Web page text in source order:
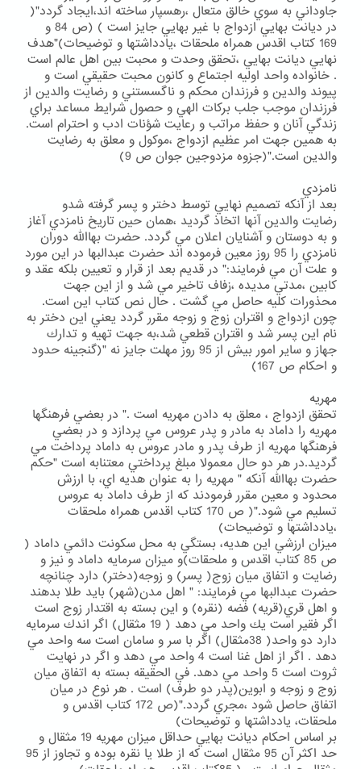
جاوداني به سوي خالق متعال ،رهسپار ساخته اند،ايجاد گردد"(
در ديانت بهايي ازدواج با غير بهايي جايز است ) (ص 84 و
169 كتاب اقدس همراه ملحقات ،يادداشتها و توضيحات)"هدف
نهايي ديانت بهايي ،تحقق وحدت و محبت بين اهل عالم است
. خانواده واحد اوليه اجتماع و كانون محبت حقيقي است و
پيوند والدين و فرزندان محكم و ناگسستني و رضايت والدين از
فرزندان موجب جلب بركات الهي و حصول شرايط مساعد براي
زندگي آنان و حفظ مراتب و رعايت شؤنات ادب و احترام است.
به همين جهت امر عظيم ازدواج ،موكول و معلق به رضايت
والدين است."(جزوه مزدوجين جوان ص 9)
نامزدي
بعد از آنكه تصميم نهايي توسط دختر و پسر گرفته شدو
رضايت والدين آنها اتخاذ گرديد ،همان حين تاريخ نامزدي آغاز
و به دوستان و آشنايان اعلان مي گردد. حضرت بهاالله دوران
نامزدي را 95 روز معين فرموده اند حضرت عبدالبها در اين مورد
و علت آن مي فرمايند:" در قديم بعد از قرار و تعيين بلكه عقد و
كابين ،مدتي مديده ،زفاف تاخير مي شد و از اين جهت
محذورات كليه حاصل مي گشت . حال نص كتاب اين است.
چون ازدواج و اقتران زوج و زوجه مقرر گردد يعني اين دختر به
نام اين پسر شد و اقتران قطعي شد،به جهت تهيه و تدارك
جهاز و ساير امور بيش از 95 روز مهلت جايز نه "(گنجينه حدود
و احكام ص 167)
مهريه
تحقق ازدواج ، معلق به دادن مهريه است ." در بعضي فرهنگها
مهريه را داماد به مادر و پدر عروس مي پردازد و در بعضي
فرهنگها مهريه از طرف پدر و مادر عروس به داماد پرداخت مي
گرديد.در هر دو حال معمولا مبلغ پرداختي معتنابه است "حكم
حضرت بهاالله آنكه " مهريه را به عنوان هديه اي، با ارزش
محدود و معين مقرر فرمودند كه از طرف داماد به عروس
تسليم مي شود."( ص 170 كتاب اقدس همراه ملحقات
،يادداشتها و توضيحات)
ميزان ارزشي اين هديه، بستگي به محل سكونت دائمي داماد (
ص 85 كتاب اقدس و ملحقات)و ميزان سرمايه داماد و نيز و
رضايت و اتفاق ميان زوج( پسر) و زوجه(دختر) دارد چنانچه
حضرت عبدالبها مي فرمايند: " اهل مدن(شهر) بايد طلا بدهند
و اهل قري(قريه) فضه (نقره) و اين بسته به اقتدار زوج است
اگر فقير است يك واحد مي دهد ( 19 مثقال) اگر اندك سرمايه
دارد دو واحد( 38مثقال) اگر با سر و سامان است سه واحد مي
دهد . اگر از اهل غنا است 4 واحد مي دهد و اگر در نهايت
ثروت است 5 واحد مي دهد. في الحقيقه بسته به اتفاق ميان
زوج و زوجه و ابوين(پدر دو طرف) است . هر نوع در ميان
اتفاق حاصل شود ،مجري گردد."(ص 172 كتاب اقدس و
ملحقات، يادداشتها و توضيحات)
بر اساس احكام ديانت بهايي حداقل ميزان مهريه 19 مثقال و
حد اكثر آن 95 مثقال است كه از طلا يا نقره بوده و تجاوز از 95